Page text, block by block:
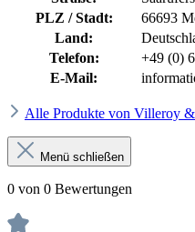
PLZ / Stadt:
66693
Land:
Telefon:
+49 (0)
E-Mail:
Alle Produkte von Villeroy
Menü schließen
0 von 0 Bewertungen